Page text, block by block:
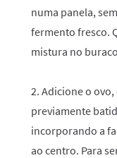
numa panela,
fermento fresco.
mistura no
2. Adicione o
previamente
incorporando a
ao centro. Para